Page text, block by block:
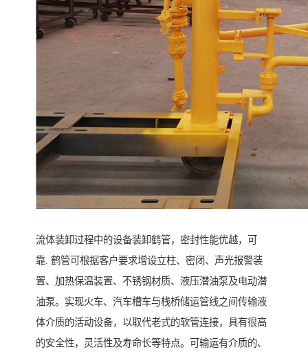
流体装卸过程中的设备装卸鹤管，密封性能优越，可
靠. 鹤管可根据客户要求增设立柱、密闭、声光报警装
置、加热保温装置、不锈钢材质、液压潜油泵及电动潜
油泵。实现火车、汽车槽车与栈桥储运管线之间传输液
体介质的活动设备，以取代老式的软管连接，具有很高
的安全性，灵活性及寿命长等特点。可输运有介质的、